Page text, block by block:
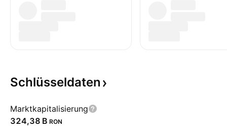
Schlüsseldaten
Marktkapitalisierung
‪324,38 B‬ RON